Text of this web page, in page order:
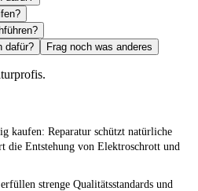
dafür?
Frag noch was anderes
kaufen: Reparatur schützt natürliche
die Entstehung von Elektroschrott und
strenge Qualitätsstandards und